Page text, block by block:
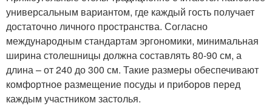
универсальным вариантом, где каждый гость получает
достаточно личного пространства. Согласно
международным стандартам эргономики, минимальная
ширина столешницы должна составлять 80-90 см, а
длина – от 240 до 300 см. Такие размеры обеспечивают
комфортное размещение посуды и приборов перед
каждым участником застолья.